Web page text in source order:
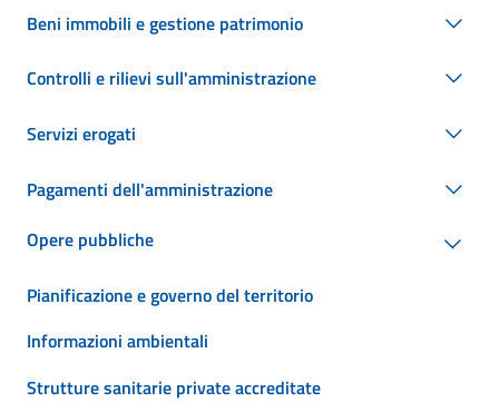
Beni immobili e gestione patrimonio
Controlli e rilievi sull'amministrazione
Servizi erogati
Pagamenti dell'amministrazione
Opere pubbliche
Pianificazione e governo del territorio
Informazioni ambientali
Strutture sanitarie private accreditate